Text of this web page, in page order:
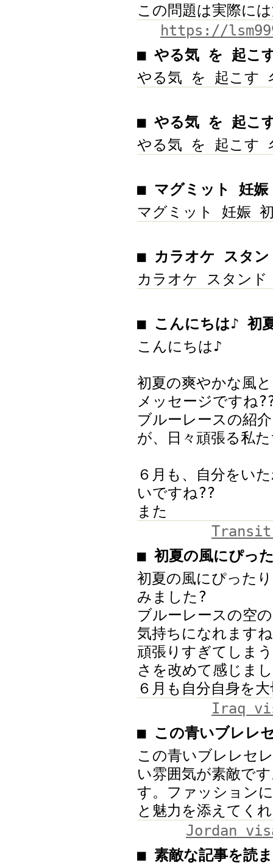
この問題は実際に
https://
■ やる気 を 起こ
やる気 を 起こす
■ やる気 を 起こ
やる気 を 起こす
■ マグミット 妊娠
マグミット 妊娠
■ カラオケ スタン
カラオケ スタン
■ こんにちは♪ 初
こんにちは♪
初夏の爽やかな風
メッセージですね
ブルーレースの紹
が、日々頑張る私
６月も、自分をい
いですね??
また
Transit
■ 初夏の風にぴっ
初夏の風にぴった
みました?
ブルーレースの空
気持ちになれます
頑張りすぎてしま
さを改めて感じま
６月も自分自身を
Iraq
■ この青いブレレ
この青いブレレセ
い雰囲気が素敵で
す。ファッション
と魅力を添えてく
Jordan
■ 素敵な記事を読